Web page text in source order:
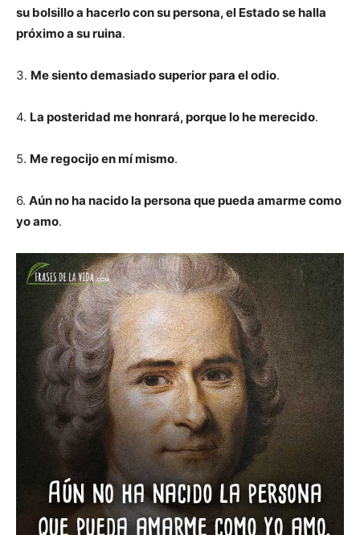
su bolsillo a hacerlo con su persona, el Estado se halla
próximo a su ruina.
3. Me siento demasiado superior para el odio.
4. La posteridad me honrará, porque lo he merecido.
5. Me regocijo en mí mismo.
6. Aún no ha nacido la persona que pueda amarme como
yo amo.